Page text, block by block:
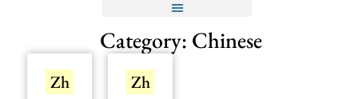
Category: Chinese
Zh Zh